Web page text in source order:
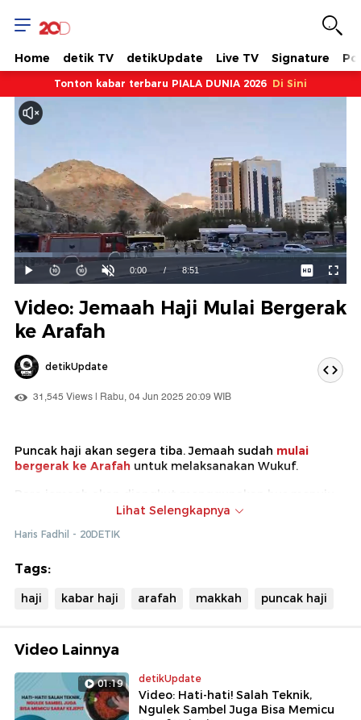
Home detik TV detikUpdate Live TV Signature
Tonton kabar terbaru PIALA DUNIA 2026 Di Sini
Mainkan
Suara
Hidup
Waktu
0:00 / Durasi
8:51
Dimuat:
11.32%
Video: Jemaah Haji Mulai Bergerak
ke Arafah
detikUpdate
31,545 Views | Rabu, 04 Jun 2025 20:09 WIB
Puncak haji akan segera tiba. Jemaah sudah mulai
bergerak ke Arafah untuk melaksanakan Wukuf.
Para jemaah akan diangkut menggunakan bus menuju
Arafah. Direncanakan, semua jemaah sudah di Arafah
Haji 2025
Lihat Selengkapnya
Haris Fadhil - 20DETIK
Tags:
haji kabar haji arafah makkah puncak haji
Video Lainnya
01:19 detikUpdate
Video: Hati-hati! Salah Teknik,
Ngulek Sambel Juga Bisa Memicu